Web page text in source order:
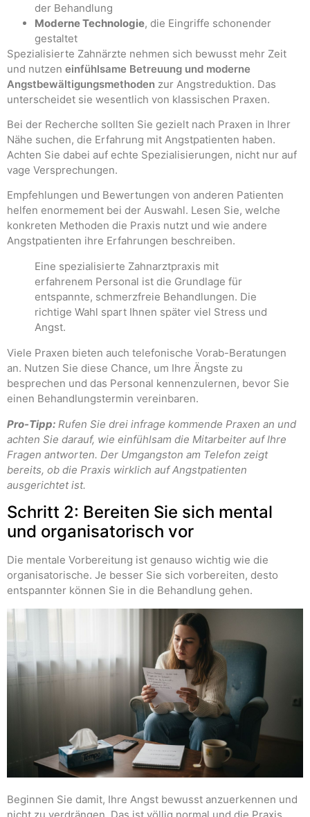
der Behandlung
Moderne Technologie, die Eingriffe schonender
gestaltet
Spezialisierte Zahnärzte nehmen sich bewusst mehr Zeit
und nutzen einfühlsame Betreuung und moderne
Angstbewältigungsmethoden zur Angstreduktion. Das
unterscheidet sie wesentlich von klassischen Praxen.
Bei der Recherche sollten Sie gezielt nach Praxen in Ihrer
Nähe suchen, die Erfahrung mit Angstpatienten haben.
Achten Sie dabei auf echte Spezialisierungen, nicht nur auf
vage Versprechungen.
Empfehlungen und Bewertungen von anderen Patienten
helfen enormement bei der Auswahl. Lesen Sie, welche
konkreten Methoden die Praxis nutzt und wie andere
Angstpatienten ihre Erfahrungen beschreiben.
Eine spezialisierte Zahnarztpraxis mit
erfahrenem Personal ist die Grundlage für
entspannte, schmerzfreie Behandlungen. Die
richtige Wahl spart Ihnen später viel Stress und
Angst.
Viele Praxen bieten auch telefonische Vorab-Beratungen
an. Nutzen Sie diese Chance, um Ihre Ängste zu
besprechen und das Personal kennenzulernen, bevor Sie
einen Behandlungstermin vereinbaren.
Pro-Tipp: Rufen Sie drei infrage kommende Praxen an und
achten Sie darauf, wie einfühlsam die Mitarbeiter auf Ihre
Fragen antworten. Der Umgangston am Telefon zeigt
bereits, ob die Praxis wirklich auf Angstpatienten
ausgerichtet ist.
Schritt 2: Bereiten Sie sich mental
und organisatorisch vor
Die mentale Vorbereitung ist genauso wichtig wie die
organisatorische. Je besser Sie sich vorbereiten, desto
entspannter können Sie in die Behandlung gehen.
Beginnen Sie damit, Ihre Angst bewusst anzuerkennen und
nicht zu verdrängen. Das ist völlig normal und die Praxis